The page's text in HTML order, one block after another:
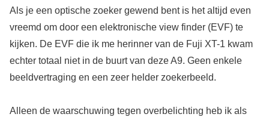
Als je een optische zoeker gewend bent is het altijd even
vreemd om door een elektronische view finder (EVF) te
kijken. De EVF die ik me herinner van de Fuji XT-1 kwam
echter totaal niet in de buurt van deze A9. Geen enkele
beeldvertraging en een zeer helder zoekerbeeld.
Alleen de waarschuwing tegen overbelichting heb ik als